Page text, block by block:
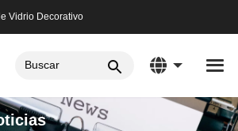
Vidrio Decorativo